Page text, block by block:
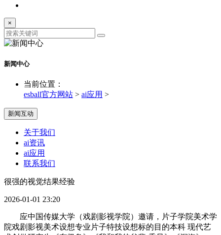
×
新闻中心
当前位置：
esball官方网站 > ai应用 >
新闻互动
关于我们
ai资讯
ai应用
联系我们
很强的视觉结果经验
2026-01-01 23:20
应中国传媒大学（戏剧影视学院）邀请，片子学院美术学
院戏剧影视美术设想专业片子特技设想标的目的本科 现代艺